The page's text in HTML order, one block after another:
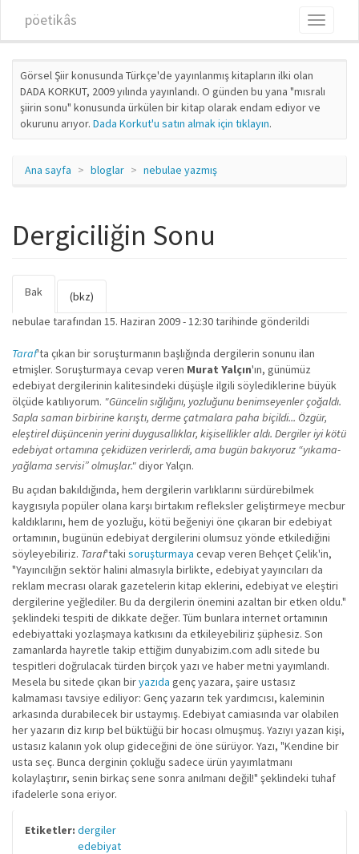
pöetikâs
Toggle
Görsel Şiir konusunda Türkçe'de yayınlanmış kitapların ilki olan
DADA KORKUT, 2009 yılında yayınlandı. O günden bu yana "mısralı
şiirin sonu" konusunda ürkülen bir kitap olarak endam ediyor ve
okurunu arıyor. Dada Korkut'u satın almak için tıklayın.
Ana sayfa bloglar nebulae yazmış
Dergiciliğin Sonu
Birincil sekmeler
Bak
sekme)
(bkz)
nebulae tarafından 15. Haziran 2009 - 12:30 tarihinde gönderildi
Taraf'ta çıkan bir soruşturmanın başlığında dergilerin sonunu ilan
etmişler. Soruşturmaya cevap veren Murat Yalçın'ın, günümüz
edebiyat dergilerinin kalitesindeki düşüşle ilgili söylediklerine büyük
ölçüde katılıyorum. "Güncelin sığlığını, yozluğunu benimseyenler çoğaldı.
Sapla saman birbirine karıştı, derme çatmalara paha biçildi... Özgür,
eleştirel düşüncenin yerini duygusallıklar, kişisellikler aldı. Dergiler iyi kötü
edebiyat ortamına çekidüzen verirlerdi, ama bugün bakıyoruz “yıkama-
yağlama servisi” olmuşlar."diyor Yalçın.
Bu açıdan bakıldığında, hem dergilerin varlıklarını sürdürebilmek
kaygısıyla popüler olana karşı birtakım refleksler geliştirmeye mecbur
kaldıklarını, hem de yozluğu, kötü beğeniyi öne çıkaran bir edebiyat
ortamının, bugünün edebiyat dergilerini olumsuz yönde etkilediğini
söyleyebiliriz. Taraf'taki soruşturmaya cevap veren Behçet Çelik'in,
"Yayıncılığın sektör halini almasıyla birlikte, edebiyat yayıncıları da
reklam mecrası olarak gazetelerin kitap eklerini, edebiyat ve eleştiri
dergilerine yeğlediler. Bu da dergilerin önemini azaltan bir etken oldu."
şeklindeki tespiti de dikkate değer. Tüm bunlara internet ortamının
edebiyattaki yozlaşmaya katkısını da etkileyebiliriz şüphesiz. Son
zamanlarda hayretle takip ettiğim dunyabizim.com adlı sitede bu
tespitleri doğrulacak türden birçok yazı ve haber metni yayımlandı.
Mesela bu sitede çıkan biryazıda genç yazara, şaire ustasız
kalmaması tavsiye ediliyor: Genç yazarın tek yardımcısı, kaleminin
arkasında durabilecek bir ustaymış. Edebiyat camiasında var olabilen
her yazarın diz kırıp bel büktüğü bir hocası olmuşmuş. Yazıyı yazan kişi,
ustasız kalanın yok olup gideceğini de öne sürüyor. Yazı, "Kendine bir
usta seç. Bunca derginin çokluğu sadece ürün yayımlatmanı
kolaylaştırır, senin birkaç sene sonra anılmanı değil!" şeklindeki tuhaf
ifadelerle sona eriyor.
Etiketler: dergiler
edebiyat